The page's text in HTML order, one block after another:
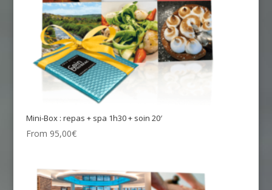
Mini-Box : repas + spa 1h30 + soin 20′
From 95,00€